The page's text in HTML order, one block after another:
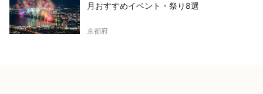
月おすすめイベント・祭り8選
京都府